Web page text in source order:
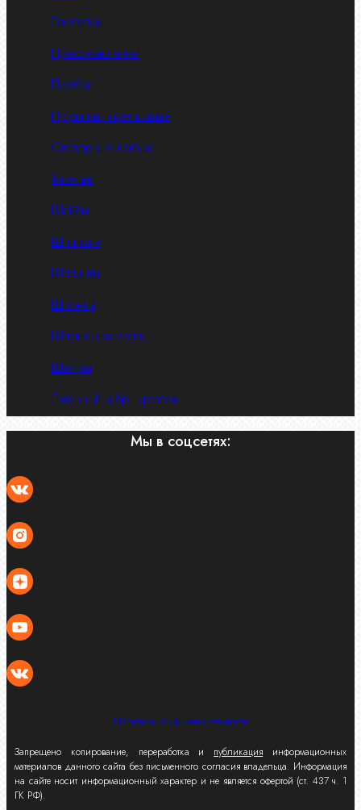
Заклепки
Пресс-масленки
Пробки
Пружины тарельчатые
Стопорные кольца
Такелаж
Шайбы
Шпильки
Шплинты
Шпонки
Шпоночная сталь
Штифты
Латунный и бр. крепеж
Мы в соцсетях:
Политика конфиденциальности
Запрещено копирование, переработка и публикация информационных
материалов данного сайта без письменного согласия владельца. Информация
на сайте носит информационный характер и не является офертой (ст. 437 ч. 1
ГК РФ).